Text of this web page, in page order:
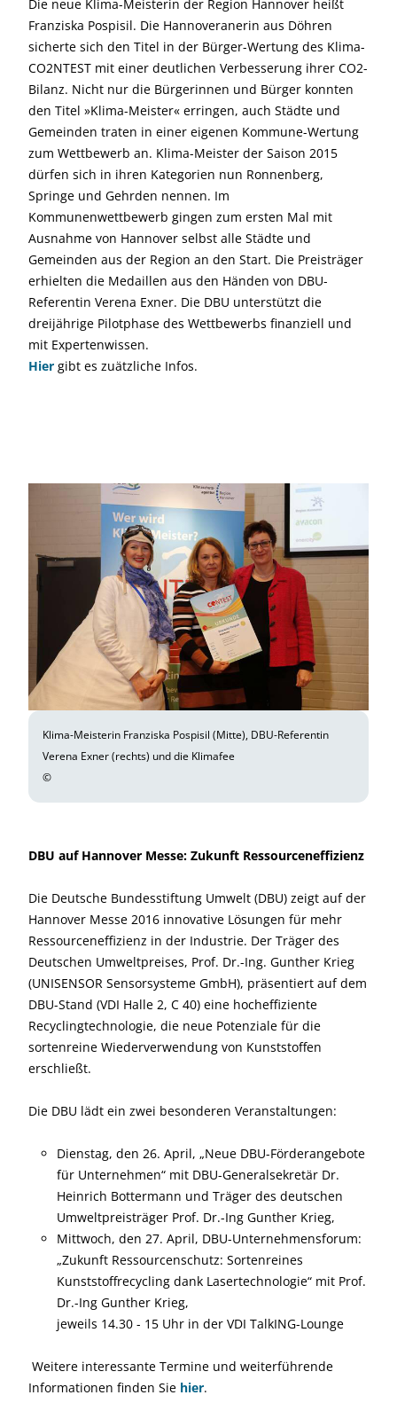
Die neue Klima-Meisterin der Region Hannover heißt
Franziska Pospisil. Die Hannoveranerin aus Döhren
sicherte sich den Titel in der Bürger-Wertung des Klima-
CO2NTEST mit einer deutlichen Verbesserung ihrer CO2-
Bilanz. Nicht nur die Bürgerinnen und Bürger konnten
den Titel »Klima-Meister« erringen, auch Städte und
Gemeinden traten in einer eigenen Kommune-Wertung
zum Wettbewerb an. Klima-Meister der Saison 2015
dürfen sich in ihren Kategorien nun Ronnenberg,
Springe und Gehrden nennen. Im
Kommunenwettbewerb gingen zum ersten Mal mit
Ausnahme von Hannover selbst alle Städte und
Gemeinden aus der Region an den Start. Die Preisträger
erhielten die Medaillen aus den Händen von DBU-
Referentin Verena Exner. Die DBU unterstützt die
dreijährige Pilotphase des Wettbewerbs finanziell und
mit Expertenwissen.
Hier gibt es zuätzliche Infos.
Klima-Meisterin Franziska Pospisil (Mitte), DBU-Referentin
Verena Exner (rechts) und die Klimafee
©
DBU auf Hannover Messe: Zukunft Ressourceneffizienz
Die Deutsche Bundesstiftung Umwelt (DBU) zeigt auf der
Hannover Messe 2016 innovative Lösungen für mehr
Ressourceneffizienz in der Industrie. Der Träger des
Deutschen Umweltpreises, Prof. Dr.-Ing. Gunther Krieg
(UNISENSOR Sensorsysteme GmbH), präsentiert auf dem
DBU-Stand (VDI Halle 2, C 40) eine hocheffiziente
Recyclingtechnologie, die neue Potenziale für die
sortenreine Wiederverwendung von Kunststoffen
erschließt.
Die DBU lädt ein zwei besonderen Veranstaltungen:
Dienstag, den 26. April, „Neue DBU-Förderangebote
für Unternehmen“ mit DBU-Generalsekretär Dr.
Heinrich Bottermann und Träger des deutschen
Umweltpreisträger Prof. Dr.-Ing Gunther Krieg,
Mittwoch, den 27. April, DBU-Unternehmensforum:
„Zukunft Ressourcenschutz: Sortenreines
Kunststoffrecycling dank Lasertechnologie“ mit Prof.
Dr.-Ing Gunther Krieg,
jeweils 14.30 - 15 Uhr in der VDI TalkING-Lounge
Weitere interessante Termine und weiterführende
Informationen finden Sie hier.